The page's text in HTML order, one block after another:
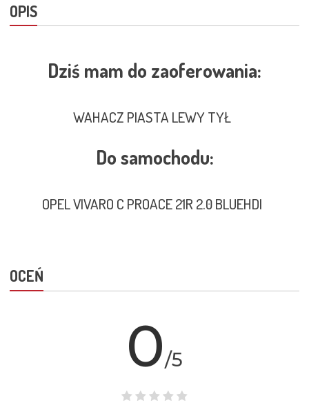
OPIS
Dziś mam do zaoferowania:
WAHACZ PIASTA LEWY TYŁ
Do samochodu:
OPEL VIVARO C PROACE 21R 2.0 BLUEHDI
OCEŃ
0/5